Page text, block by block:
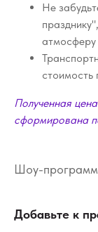
Не
атмосферу
стоимость
Полученная
сформирована
Шоу-
Добавьте к